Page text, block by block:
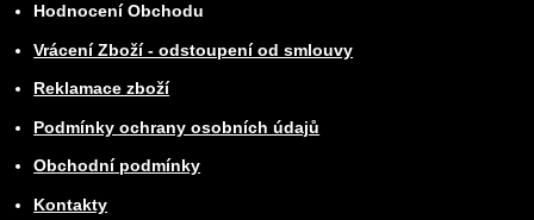
Hodnocení Obchodu
Vrácení Zboží - odstoupení od smlouvy
Reklamace zboží
Podmínky ochrany osobních údajů
Obchodní podmínky
Kontakty